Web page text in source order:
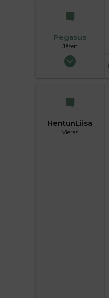
Pegasus
Jäsen
02.07.2004
HentunLiisa
Vieras